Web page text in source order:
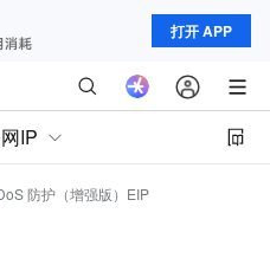
打开 APP
IP
防护（增强版）EIP